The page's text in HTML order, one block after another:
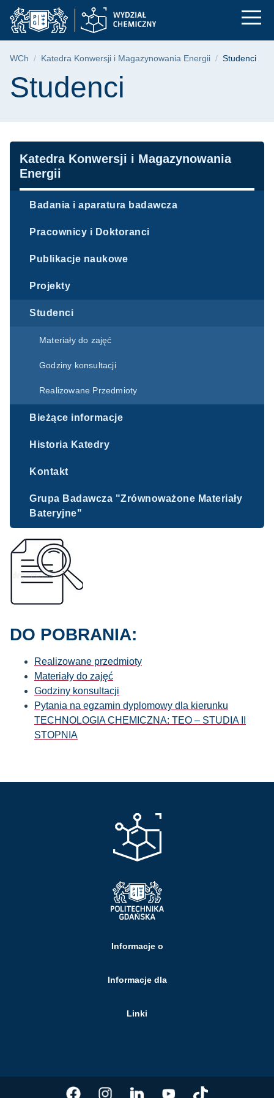
Przejdź
do
menu
Przejdź
do
wyszukiwarki
Przejdź
do
treści
Studenci | Wydział
Ścieżka nawigacyjna
WCh Katedra Konwersji i Magazynowania Energii Studenci
Treść strony
Studenci
Nawigacja
Katedra Konwersji i Magazynowania
Energii
Badania i aparatura badawcza
Pracownicy i Doktoranci
Publikacje naukowe
Projekty
Studenci
Materiały do zajęć
Godziny konsultacji
Realizowane Przedmioty
Bieżące informacje
Historia Katedry
Kontakt
Grupa Badawcza "Zrównoważone Materiały
Bateryjne"
DO POBRANIA:
Realizowane przedmioty
Materiały do zajęć
Godziny konsultacji
Pytania na egzamin dyplomowy dla kierunku
TECHNOLOGIA CHEMICZNA: TEO – STUDIA II
STOPNIA
Informacje o
Informacje dla
Linki